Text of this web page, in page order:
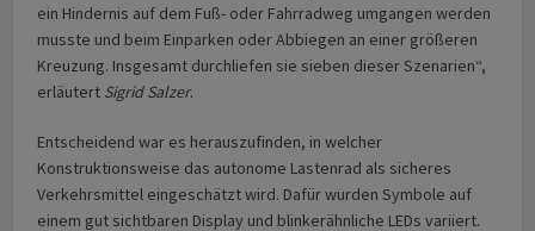
ein Hindernis auf dem Fuß- oder Fahrradweg umgangen werden
musste und beim Einparken oder Abbiegen an einer größeren
Kreuzung. Insgesamt durchliefen sie sieben dieser Szenarien“,
erläutert Sigrid Salzer.
Entscheidend war es herauszufinden, in welcher
Konstruktionsweise das autonome Lastenrad als sicheres
Verkehrsmittel eingeschätzt wird. Dafür wurden Symbole auf
einem gut sichtbaren Display und blinkerähnliche LEDs variiert.